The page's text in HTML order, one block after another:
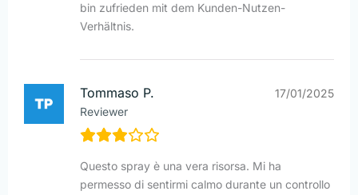
bin zufrieden mit dem Kunden-Nutzen-
Verhältnis.
Tommaso P.
Reviewer
17/01/2025
Questo spray è una vera risorsa. Mi ha
permesso di sentirmi calmo durante un controllo